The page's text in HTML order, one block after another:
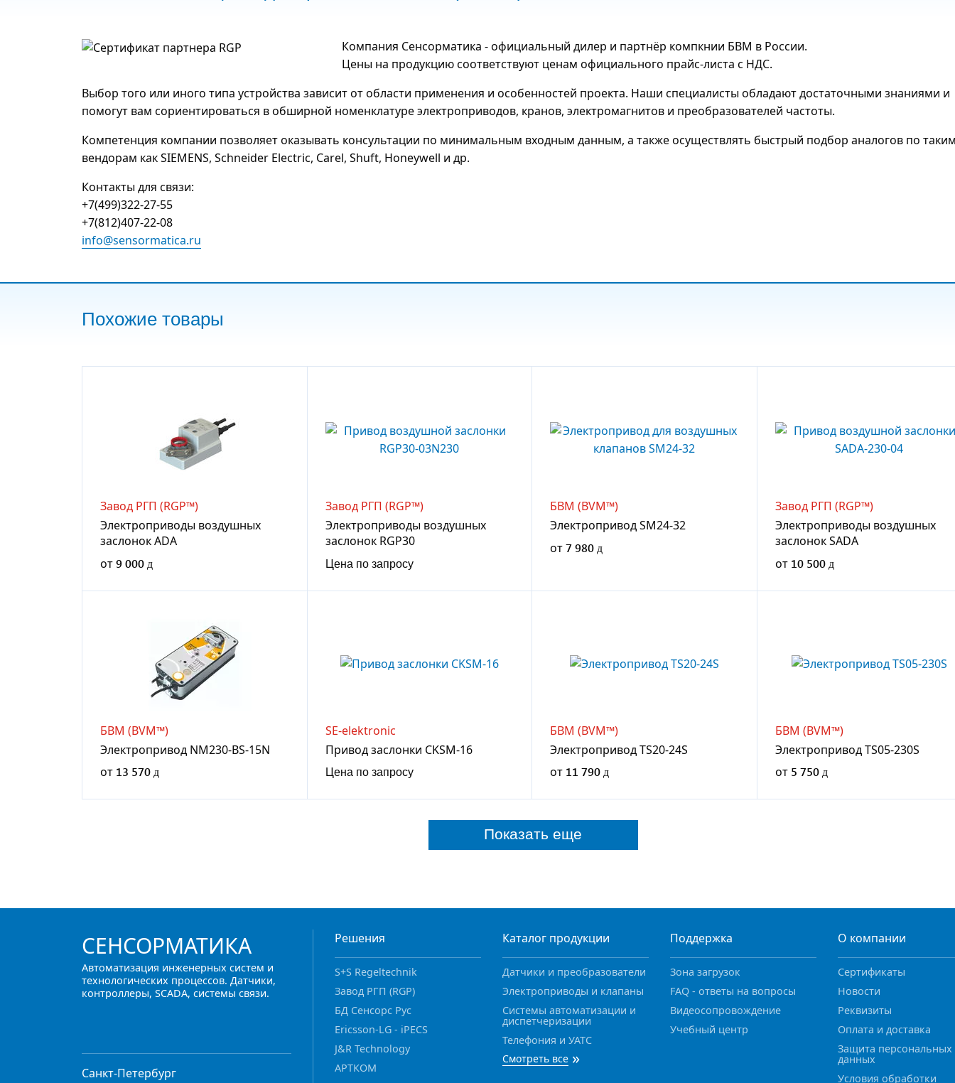
Компания Сенсорматика - официальный дилер и партнёр компкнии БВМ в России.
Цены на продукцию соответствуют ценам официального прайс-листа с НДС.
Выбор того или иного типа устройства зависит от области применения и особенностей проекта. Наши специалисты обладают достаточными знаниями и
помогут вам сориентироваться в обширной номенклатуре электроприводов, кранов, электромагнитов и преобразователей частоты.
Компетенция компании позволяет оказывать консультации по минимальным входным данным, а также осуществлять быстрый подбор аналогов по
вендорам как SIEMENS, Schneider Electric, Carel, Shuft, Honeywell и др.
Контакты для связи:
+7(499)322-27-55
+7(812)407-22-08
info@sensormatica.ru
Похожие товары
Завод РГП (RGP™)
Электроприводы воздушных
заслонок ADA
от9 000
Завод РГП (RGP™)
Электроприводы воздушных
заслонок RGP30
Цена по запросу
БВМ (BVM™)
Электропривод SM24-32
от7 980
Завод РГП (RGP™)
Электроприводы воздушных
заслонок SADA
от 10 500
БВМ (BVM™)
Электропривод NM230-BS-15N
от 13 570
SE-elektronic
Привод заслонки CKSM-16
Цена по запросу
БВМ (BVM™)
Электропривод TS20-24S
от 11 790
БВМ (BVM™)
Электропривод TS05-230S
от 5 750
Показать еще
СЕНСОРМАТИКА
Автоматизация инженерных систем и
технологических процессов. Датчики,
контроллеры, SCADA, системы связи.
Санкт-Петербург
Решения
S+S Regeltechnik
Завод РГП (RGP)
БД Сенсорс Рус
Ericsson-LG - iPECS
J&R Technology
АРТКОМ
Каталог продукции
Датчики и преобразователи
Электроприводы и клапаны
Системы автоматизации и
диспетчеризации
Телефония и УАТС
Смотреть все »
Поддержка
Зона загрузок
FAQ - ответы на вопросы
Видеосопровождение
Учебный центр
О компании
Сертификаты
Новости
Реквизиты
Оплата и доставка
Защита персональных
данных
Условия обработки